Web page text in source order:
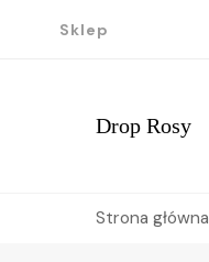
Sklep
Drop Rosy
Strona główna